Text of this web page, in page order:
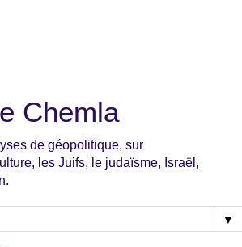
Chemla
de géopolitique, sur
les Juifs, le judaïsme, Israël,
▼